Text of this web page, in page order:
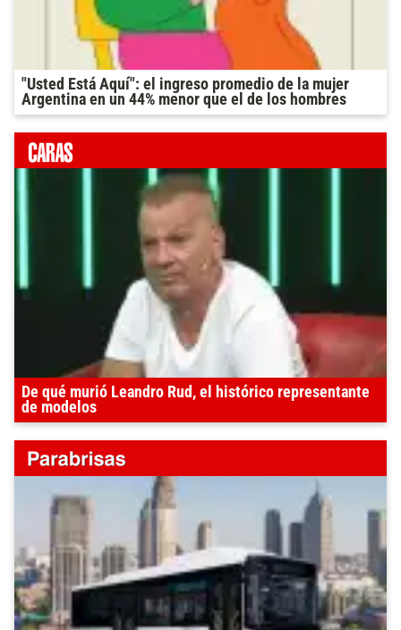
"Usted Está Aquí": el ingreso promedio de la mujer
Argentina en un 44% menor que el de los hombres
De qué murió Leandro Rud, el histórico representante
de modelos